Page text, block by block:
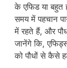
के एफिड या बहुत
समय में पहचान
में रहते हैं, और
जानेंगे कि,
को पौधों से कैसे